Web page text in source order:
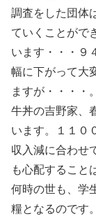
調査をした団体
ていくことがで
います・・・９
幅に下がって大
ますが・・・・。
牛丼の吉野家、
います。１１０
収入減に合わせ
も心配すること
何時の世も、学
糧となるのです